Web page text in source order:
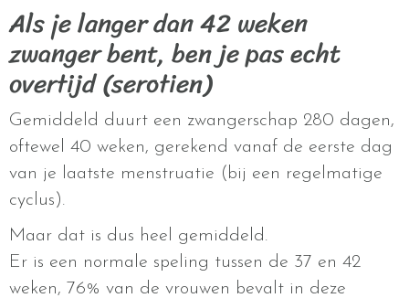
Als je langer dan 42 weken
zwanger bent, ben je pas echt
overtijd (serotien)
Gemiddeld duurt een zwangerschap 280 dagen,
oftewel 40 weken, gerekend vanaf de eerste dag
van je laatste menstruatie (bij een regelmatige
cyclus).
Maar dat is dus heel gemiddeld.
Er is een normale speling tussen de 37 en 42
weken, 76% van de vrouwen bevalt in deze